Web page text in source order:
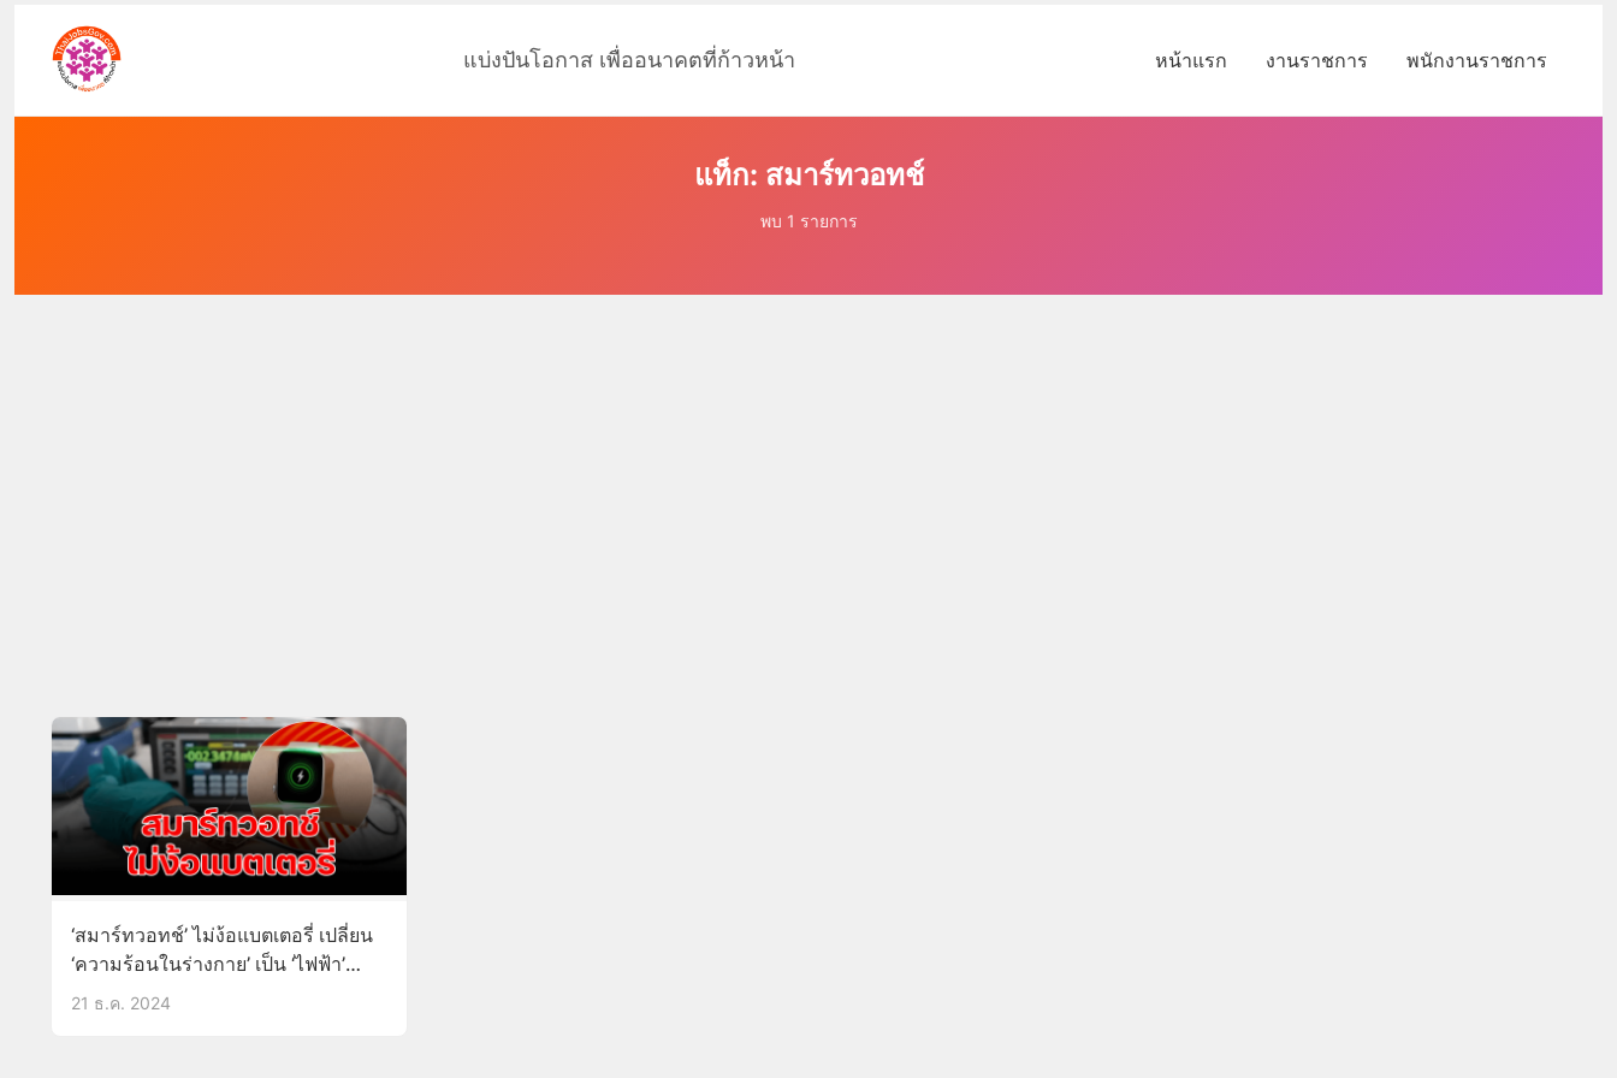
แบ่งปันโอกาส เพื่ออนาคตที่ก้าวหน้า หน้าแรก งานราชการ พนักงานราชการ
แท็ก: สมาร์ทวอทช์
พบ 1 รายการ
‘สมาร์ทวอทช์’ ไม่ง้อแบตเตอรี่ เปลี่ยน
‘ความร้อนในร่างกาย’ เป็น ‘ไฟฟ้า’
ชาร์จ
21 ธ.ค. 2024